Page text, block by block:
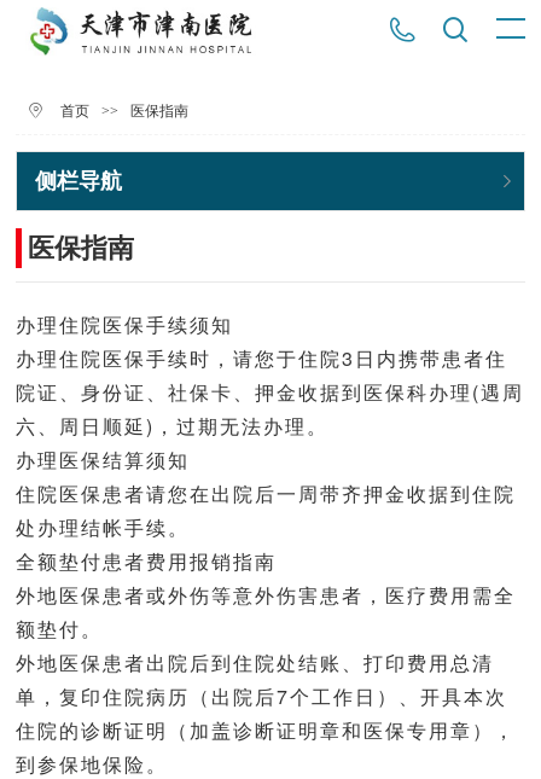
首页 >> 医保指南
侧栏导航
医保指南
办理住院医保手续须知
办理住院医保手续时，请您于住院3日内携带患者住
院证、身份证、社保卡、押金收据到医保科办理(遇周
六、周日顺延)，过期无法办理。
办理医保结算须知
住院医保患者请您在出院后一周带齐押金收据到住院
处办理结帐手续。
全额垫付患者费用报销指南
外地医保患者或外伤等意外伤害患者，医疗费用需全
额垫付。
外地医保患者出院后到住院处结账、打印费用总清
单，复印住院病历（出院后7个工作日）、开具本次
住院的诊断证明（加盖诊断证明章和医保专用章），
到参保地保险。